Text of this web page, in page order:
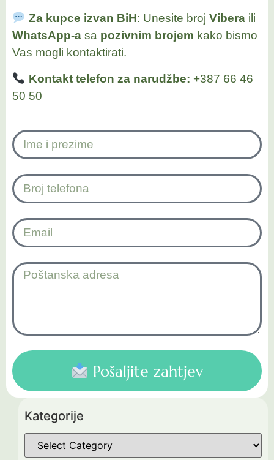
Za kupce izvan BiH: Unesite broj Viberaili
WhatsApp-a sa pozivnim brojem kako bismo
Vas mogli kontaktirati.
Kontakt telefon za narudžbe: +387 66 46
50 50
Pošaljite zahtjev
Kategorije